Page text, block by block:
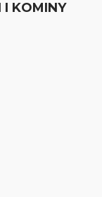
I KOMINY